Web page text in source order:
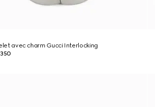
avec charm Gucci Interlocking